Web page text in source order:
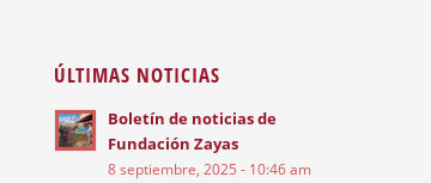
ÚLTIMAS NOTICIAS
Boletín de noticias de
Fundación Zayas
8 septiembre, 2025 - 10:46 am